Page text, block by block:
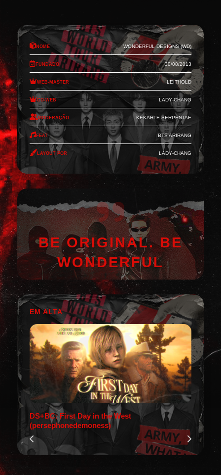
Nome Wonderful Designs (WD)
Fundado 30/08/2013
Web-Master Leithold
Co-Web Lady-Chang
Moderação Kekahi e Serpentae
Feat BTS Arirang
Layout por Lady-Chang
BE ORIGINAL. BE
WONDERFUL
EM ALTA
DS+BC: First Day in the West
(persephonedemoness)